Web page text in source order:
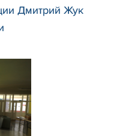
Дмитрий Жук